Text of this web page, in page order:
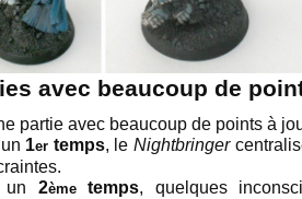
avec beaucoup de
partie avec beaucoup de points à
1er temps, le Nightbringer
un 2èmetemps, quelques